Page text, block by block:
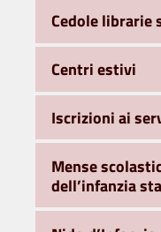
Cedole librarie
Centri estivi
Iscrizioni ai
Mense
dell’infanzia